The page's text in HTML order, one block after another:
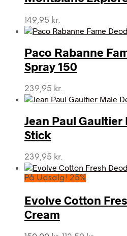
149,95 kr.
Paco Rabanne
Spray 150
239,95 kr.
Jean Paul
Stick
239,95 kr.
På Udsalg! 25%
Evolve Cotton
Cream